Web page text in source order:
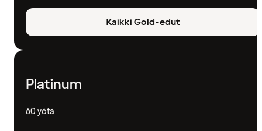
Kaikki Gold-edut
Platinum
60 yötä